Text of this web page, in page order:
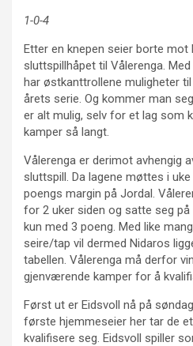
1-0-4
Etter en knepen seier borte mot
sluttspillhåpet til Vålerenga.
har østkanttrollene muligheter
årets serie. Og kommer man
er alt mulig, selv for et lag som
kamper så langt.
Vålerenga er derimot avhengig
sluttspill. Da lagene møttes i
poengs margin på Jordal.
for 2 uker siden og satte seg på
kun med 3 poeng. Med like
seire/tap vil dermed Nidaros
tabellen. Vålerenga må derfor
gjenværende kamper for å
Først ut er Eidsvoll nå på
første hjemmeseier her tar de
kvalifisere seg. Eidsvoll spiller